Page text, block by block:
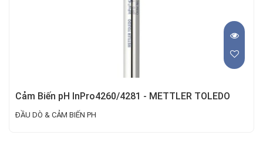
Cảm Biến pH InPro4260/4281 - METTLER TOLEDO
ĐẦU DÒ & CẢM BIẾN PH